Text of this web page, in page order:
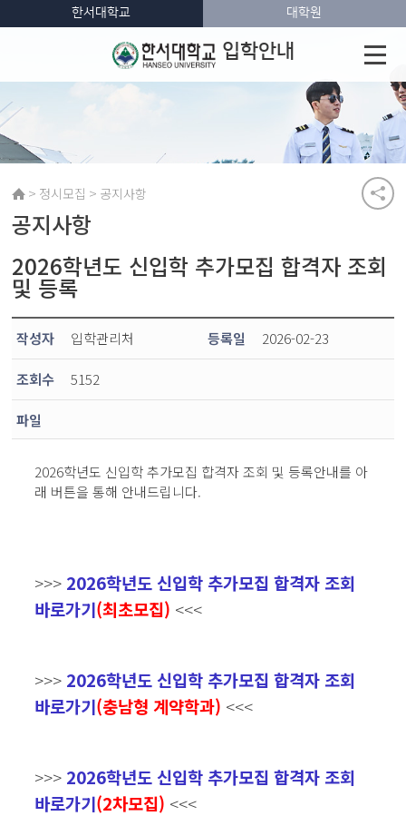
입학안내
한서대학교 대학원
> 정시모집 > 공지사항
공지사항
2026학년도 신입학 추가모집 합격자 조회
및 등록
작성자 입학관리처 등록일 2026-02-23
조회수 5152
파일
2026학년도 신입학 추가모집 합격자 조회 및 등록안내를 아
래 버튼을 통해 안내드립니다.
>>> 2026학년도 신입학 추가모집 합격자 조회
바로가기(최초모집) <<<
>>> 2026학년도 신입학 추가모집 합격자 조회
바로가기(충남형 계약학과) <<<
>>> 2026학년도 신입학 추가모집 합격자 조회
바로가기(2차모집) <<<